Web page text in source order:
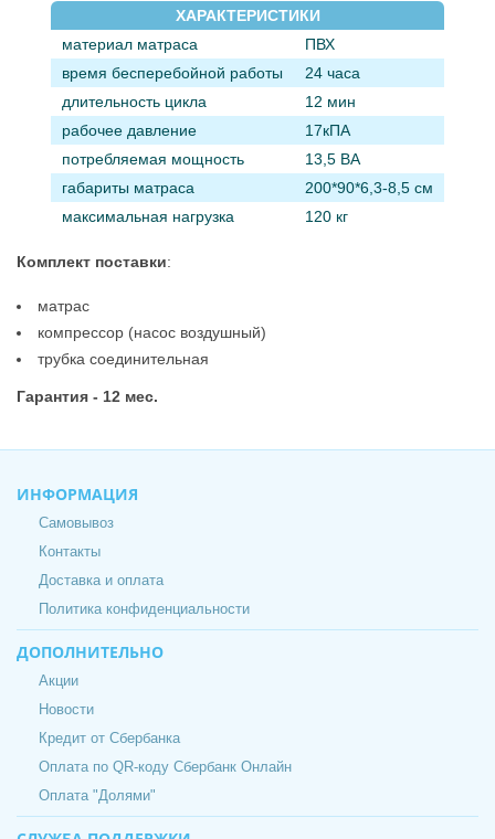
ХАРАКТЕРИСТИКИ
материал матраса
ПВХ
время бесперебойной работы
24 часа
длительность цикла
12 мин
рабочее давление
17кПА
потребляемая мощность
13,5 ВА
габариты матраса
200*90*6,3-8,5 см
максимальная нагрузка
120 кг
Комплект поставки:
матрас
компрессор (насос воздушный)
трубка соединительная
Гарантия - 12 мес.
ИНФОРМАЦИЯ
Самовывоз
Контакты
Доставка и оплата
Политика конфиденциальности
ДОПОЛНИТЕЛЬНО
Акции
Новости
Кредит от Сбербанка
Оплата по QR-коду Сбербанк Онлайн
Оплата "Долями"